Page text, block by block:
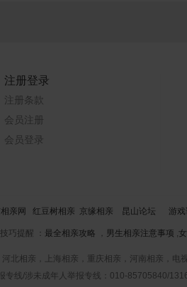
注册登录
注册条款
会员注册
会员登录
亲网 红豆树相亲 京缘相亲 昆山论坛 游戏
巧提醒 ： 最全相亲攻略 ， 男生相亲注意事项 ,
河北相亲，上海相亲，重庆相亲，河南相亲，电
专线/涉未成年人举报专线：010-85705840/